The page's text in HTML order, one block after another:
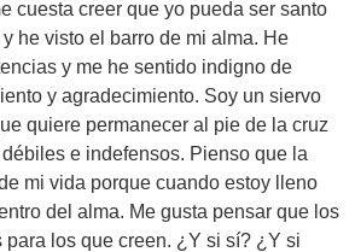
cuesta creer que yo pueda ser santo
he visto el barro de mi alma. He
y me he sentido indigno de
y agradecimiento. Soy un siervo
quiere permanecer al pie de la cruz
e indefensos. Pienso que la
mi vida porque cuando estoy lleno
del alma. Me gusta pensar que los
los que creen. ¿Y si sí? ¿Y si